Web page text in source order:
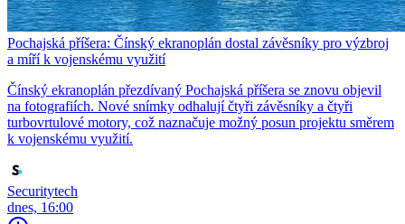
Pochajská příšera: Čínský ekranoplán dostal závěsníky pro výzbroj
a míří k vojenskému využití
Čínský ekranoplán přezdívaný Pochajská příšera se znovu objevil
na fotografiích. Nové snímky odhalují čtyři závěsníky a čtyři
turbovrtulové motory, což naznačuje možný posun projektu směrem
k vojenskému využití.
Securitytech
dnes, 16:00